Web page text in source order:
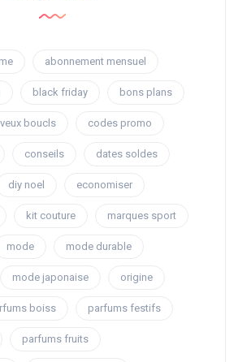
abonnement mensuel
black friday bons plans
boucls codes promo
conseils dates soldes
diy noel economiser
kit couture marques sport
mode mode durable
mode japonaise origine
boiss parfums festifs
parfums fruits